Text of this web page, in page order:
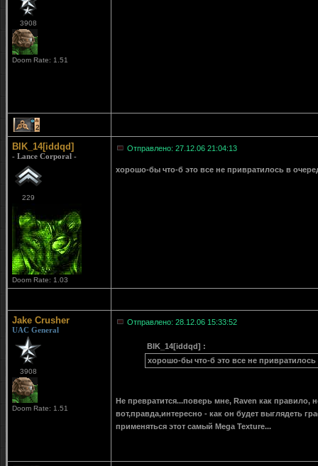
3908
Doom Rate: 1.51
2
BIK_14[iddqd]
- Lance Corporal -
229
Doom Rate: 1.03
Отправлено: 27.12.06 21:04:13
хорошо-бы что-б это все не привратилось в
Jake Crusher
UAC General
3908
Doom Rate: 1.51
Отправлено: 28.12.06 15:33:52
BIK_14[iddqd] :
хорошо-бы что-б это все не
Не превратится...поверь мне, Raven как правило,
вот,правда,интересно - как он будет выглядеть
применяться этот самый Mega Texture...